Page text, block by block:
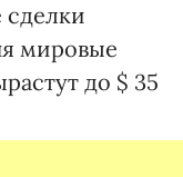
сделки
мировые
до $ 35